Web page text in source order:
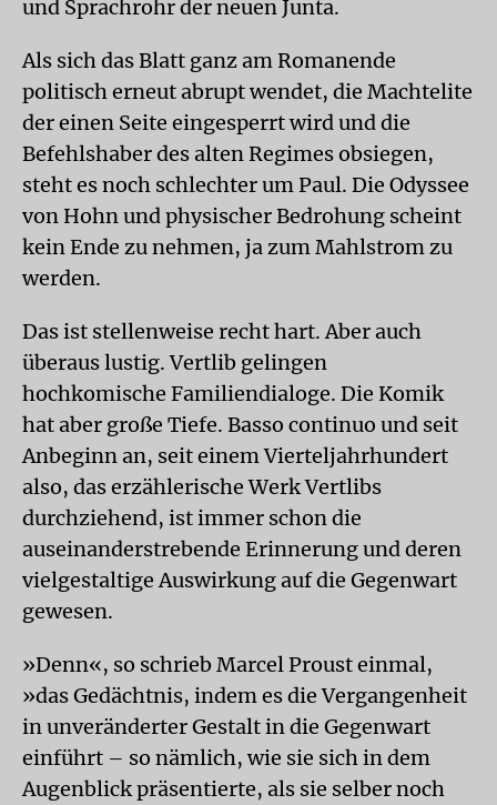
und Sprachrohr der neuen Junta.
Als sich das Blatt ganz am Romanende
politisch erneut abrupt wendet, die Macht­elite
der einen Seite eingesperrt wird und die
Befehlshaber des alten Regimes obsiegen,
steht es noch schlechter um Paul. Die Odyssee
von Hohn und physischer Bedrohung scheint
kein Ende zu nehmen, ja zum Mahlstrom zu
werden.
Das ist stellenweise recht hart. Aber auch
überaus lustig. Vertlib gelingen
hochkomische Familiendialoge. Die Komik
hat aber große Tiefe. Basso continuo und seit
Anbeginn an, seit einem Vierteljahrhundert
also, das erzählerische Werk Vertlibs
durchziehend, ist immer schon die
auseinanderstrebende Erinnerung und deren
vielgestaltige Auswirkung auf die Gegenwart
gewesen.
»Denn«, so schrieb Marcel Proust einmal,
»das Gedächtnis, indem es die Vergangenheit
in unveränderter Gestalt in die Gegenwart
einführt – so nämlich, wie sie sich in dem
Augenblick präsentierte, als sie selber noch